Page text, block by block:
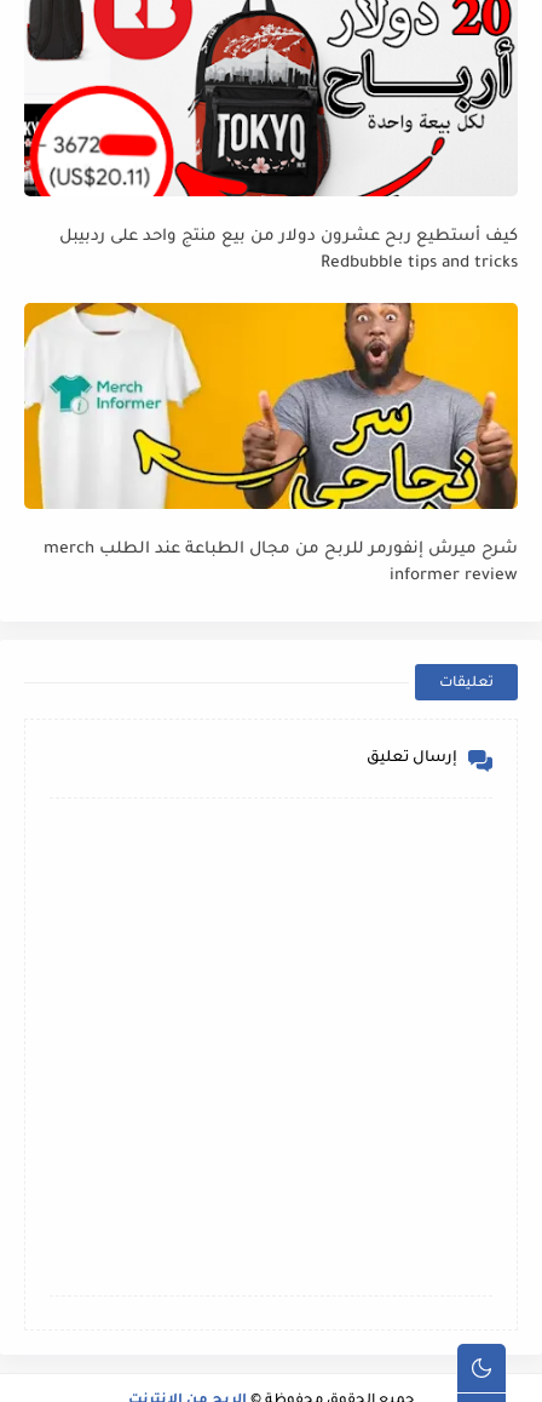
كيف أستطيع ربح عشرون دولار من بيع منتج واحد على ردبيبل
Redbubble tips and tricks
شرح ميرش إنفورمر للربح من مجال الطباعة عند الطلب merch
informer review
تعليقات
إرسال تعليق